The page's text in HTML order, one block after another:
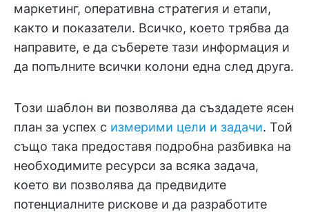
маркетинг, оперативна стратегия и етапи,
както и показатели. Всичко, което трябва да
направите, е да съберете тази информация и
да попълните всички колони една след друга.
Този шаблон ви позволява да създадете ясен
план за успех с измерими цели и задачи. Той
също така предоставя подробна разбивка на
необходимите ресурси за всяка задача,
което ви позволява да предвидите
потенциалните рискове и да разработите